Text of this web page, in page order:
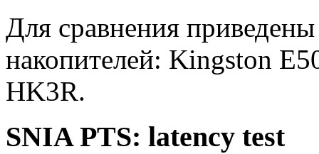
Для сравнения
накопителей: Kingston
HK3R.
SNIA PTS: latency test